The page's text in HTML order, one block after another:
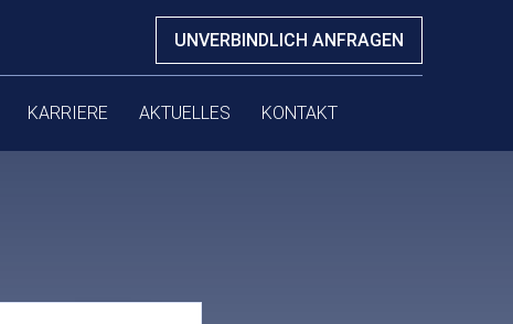
UNVERBINDLICH ANFRAGEN
KARRIERE AKTUELLES KONTAKT